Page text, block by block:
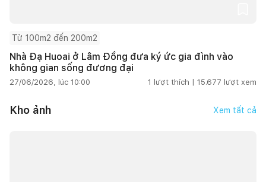
Từ 100m2 đến 200m2
Nhà Đạ Huoai ở Lâm Đồng đưa ký ức gia đình vào
không gian sống đương đại
27/06/2026, lúc 10:00 1 lượt thích | 15.677 lượt xem
Kho ảnh Xem tất cả